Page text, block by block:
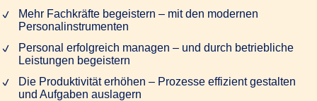
Mehr Fachkräfte begeistern – mit den modernen
Personalinstrumenten
Personal erfolgreich managen – und durch betriebliche
Leistungen begeistern
Die Produktivität erhöhen – Prozesse effizient gestalten
und Aufgaben auslagern